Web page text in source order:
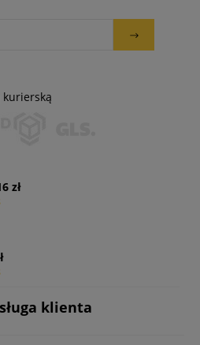
kurierską
zł
klienta